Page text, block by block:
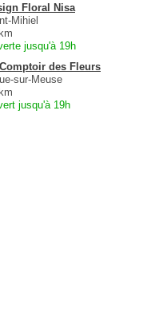
Floral Nisa
Mihiel
jusqu'à 19h
des Fleurs
sur-Meuse
jusqu'à 19h